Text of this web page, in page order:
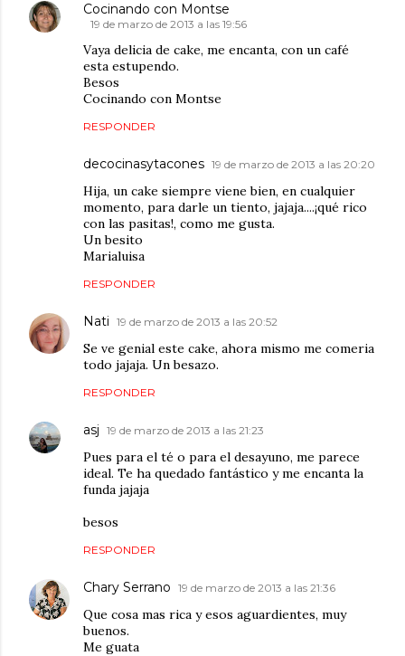
Cocinando con Montse
19 de marzo de 2013 a las 19:56
Vaya delicia de cake, me encanta, con un café
esta estupendo.
Besos
Cocinando con Montse
RESPONDER
decocinasytacones 19 de marzo de 2013 a las 20:20
Hija, un cake siempre viene bien, en cualquier
momento, para darle un tiento, jajaja....¡qué rico
con las pasitas!, como me gusta.
Un besito
Marialuisa
RESPONDER
Nati 19 de marzo de 2013 a las 20:52
Se ve genial este cake, ahora mismo me comeria
todo jajaja. Un besazo.
RESPONDER
asj 19 de marzo de 2013 a las 21:23
Pues para el té o para el desayuno, me parece
ideal. Te ha quedado fantástico y me encanta la
funda jajaja
besos
RESPONDER
Chary Serrano 19 de marzo de 2013 a las 21:36
Que cosa mas rica y esos aguardientes, muy
buenos.
Me guata